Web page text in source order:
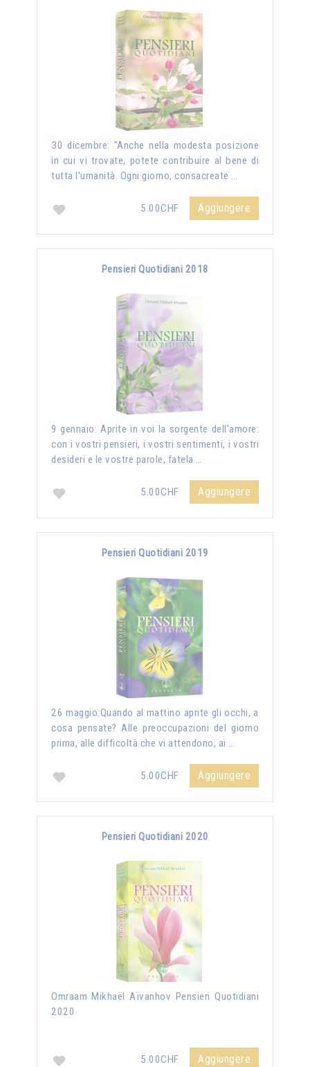
30 dicembre: "Anche nella modesta posizione
in cui vi trovate, potete contribuire al bene di
tutta l'umanità. Ogni giorno, consacreate …
5.00CHF Aggiungere
Pensieri Quotidiani 2018
9 gennaio: Aprite in voi la sorgente dell’amore:
con i vostri pensieri, i vostri sentimenti, i vostri
desideri e le vostre parole, fatela …
5.00CHF Aggiungere
Pensieri Quotidiani 2019
26 maggio:Quando al mattino aprite gli occhi, a
cosa pensate? Alle preoccupazioni del giorno
prima, alle difficoltà che vi attendono, ai …
5.00CHF Aggiungere
Pensieri Quotidiani 2020
Omraam Mikhaël Aïvanhov Pensieri Quotidiani
2020
5.00CHF Aggiungere